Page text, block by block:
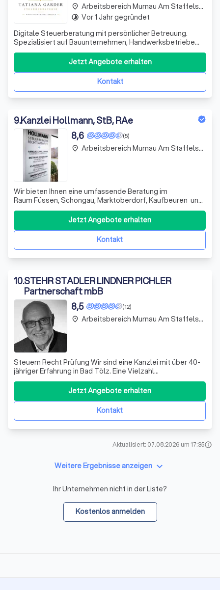
Digitale Steuerberatung mit persönlicher Betreuung.
Spezialisiert auf Bauunternehmen, Handwerksbetriebe
und technische Dienstleister. Beratung und direkte
Ansprechpartnerin statt anonymer Großkanzlei.
Kontakt
Jetzt Angebote erhalten
place Arbeitsbereich Murnau Am Staffelsee
timelapse Vor 1 Jahr gegründet
9.Kanzlei Hollmann, StB, RAe
(5)
8,6
Wir bieten Ihnen eine umfassende Beratung im
Raum Füssen, Schongau, Marktoberdorf, Kaufbeuren und
sind Ihr kompetenter Ansprechpartner in allen
steuerrechtlichen Fragen. Natürlich sind unsere
Leistungen aufgrund den digitalen
Kommunikationsmöglichkeiten nicht ortsgebunden. Auf
Kontakt
Jetzt Angebote erhalten
place Arbeitsbereich Murnau Am Staffelsee
10.STEHR STADLER LINDNER PICHLER
Partnerschaft mbB
(12)
8,5
Steuern Recht Prüfung Wir sind eine Kanzlei mit über 40-
jähriger Erfahrung in Bad Tölz. Eine Vielzahl
mittelständischer Unternehmen unterschiedlichster
Rechtsformen und Branchen sowie Privatpersonen
werden von uns steuerlich und rechtlich erfolgreich
betreut. Aufgrund der hohen Qualifikation und E
Kontakt
Jetzt Angebote erhalten
place Arbeitsbereich Murnau Am Staffelsee
Aktualisiert: 07.08.2026 um 17:35info
Weitere Ergebnisse anzeigen keyboard_arrow_down
Ihr Unternehmen nicht in der Liste?
Kostenlos anmelden